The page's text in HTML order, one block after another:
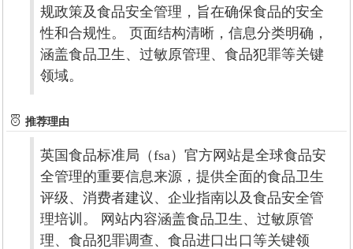
规政策及食品安全管理，旨在确保食品的安全
性和合规性。 页面结构清晰，信息分类明确，
涵盖食品卫生、过敏原管理、食品犯罪等关键
领域。
推荐理由
英国食品标准局（fsa）官方网站是全球食品安
全管理的重要信息来源，提供全面的食品卫生
评级、消费者建议、企业指南以及食品安全管
理培训。 网站内容涵盖食品卫生、过敏原管
理、食品犯罪调查、食品进口出口等关键领